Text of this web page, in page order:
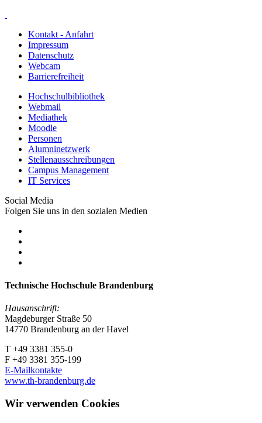
Kontakt - Anfahrt
Impressum
Datenschutz
Webcam
Barrierefreiheit
Hochschulbibliothek
Webmail
Mediathek
Moodle
Personen
Alumninetzwerk
Stellenausschreibungen
Campus Management
IT Services
Social Media
Folgen Sie uns in den sozialen Medien
Technische Hochschule Brandenburg
Hausanschrift:
Magdeburger Straße 50
14770 Brandenburg an der Havel
T +49 3381 355-0
F +49 3381 355-199
E-Mailkontakte
www.th-brandenburg.de
Wir verwenden Cookies